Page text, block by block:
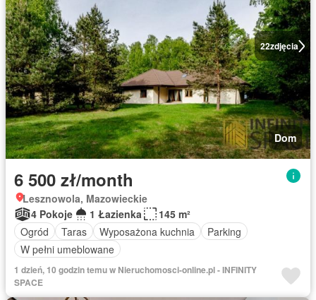
22zdjęcia
Dom
6 500 zł/month
Lesznowola, Mazowieckie
4 Pokoje
1 Łazienka
145 m²
Ogród
Taras Wyposażona kuchnia
Parking
W pełni umeblowane
1 dzień, 10 godzin temu w Nieruchomosci-online.pl - INFINITY
SPACE